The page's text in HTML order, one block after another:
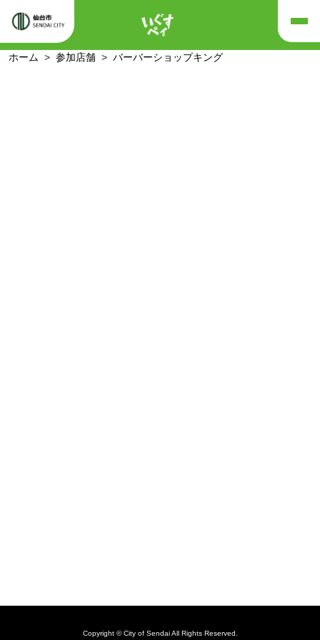
ホーム 参加店舗 バーバーショップキング
Copyright © City of Sendai All Rights Reserved.